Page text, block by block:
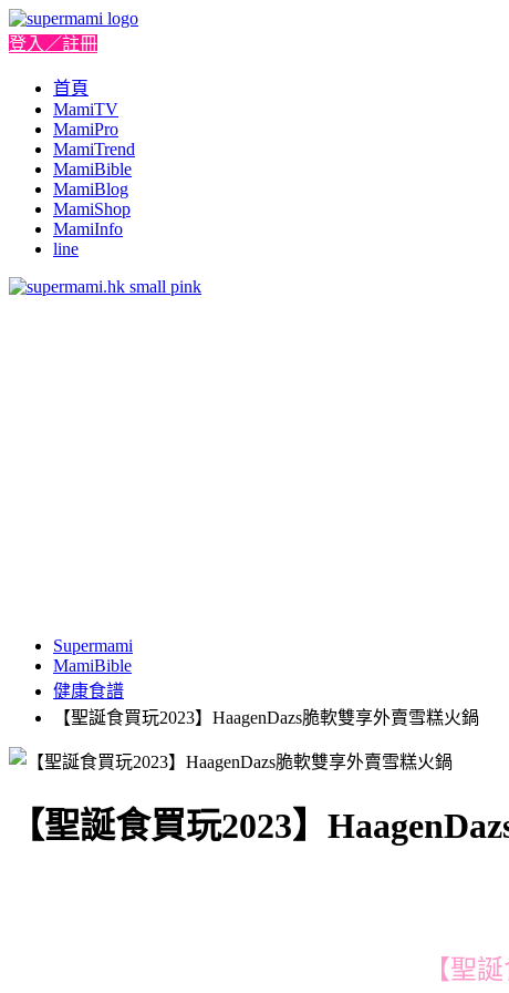
登入／註冊
首頁
MamiTV
MamiPro
MamiTrend
MamiBible
MamiBlog
MamiShop
MamiInfo
line
Supermami
MamiBible
健康食譜
【聖誕食買玩2023】HaagenDazs脆軟雙享外賣雪糕火鍋
【聖誕食買玩2023】
【聖